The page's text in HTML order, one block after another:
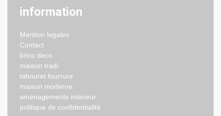
information
Mention legales
Contact
brico deco
maison tradi
tabouret fourrure
maison moderne
aménagements intérieur
politique de confidentialité